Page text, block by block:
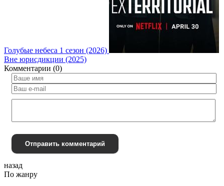
Голубые небеса 1 сезон (2026)
Вне юрисдикции (2025)
Комментарии (0)
Отправить комментарий
назад
По жанру